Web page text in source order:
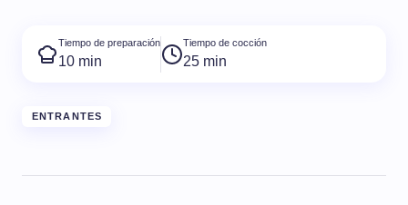
Tiempo de preparación
10 min
Tiempo de cocción
25 min
ENTRANTES